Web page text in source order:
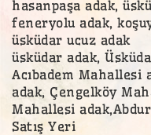
hasanpaşa adak,
feneryolu adak,
üsküdar ucuz adak
üsküdar adak,
Acıbadem Mahallesi
adak, Çengelköy
Mahallesi
Satış Yeri